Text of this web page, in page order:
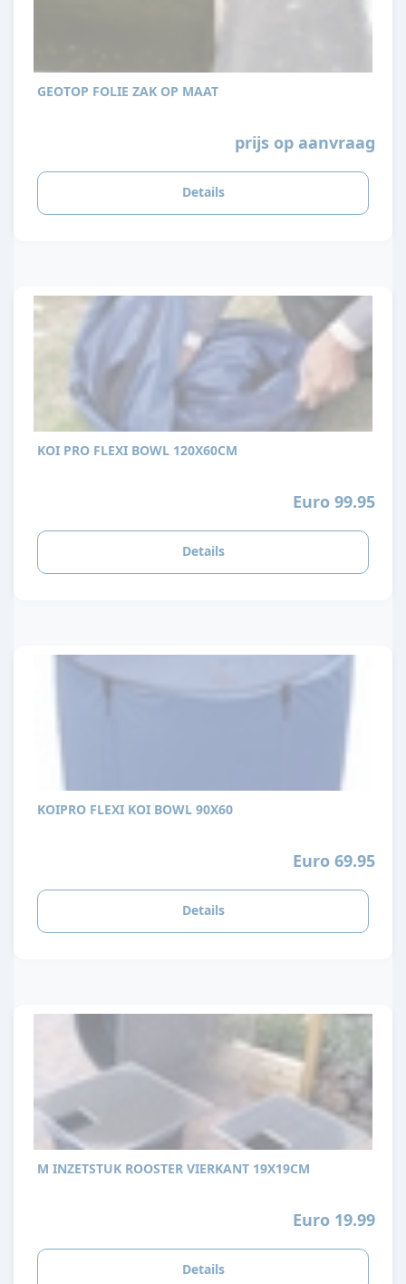
GEOTOP FOLIE ZAK OP MAAT
prijs op aanvraag
Details
KOI PRO FLEXI BOWL 120X60CM
Euro 99.95
Details
KOIPRO FLEXI KOI BOWL 90X60
Euro 69.95
Details
M INZETSTUK ROOSTER VIERKANT 19X19CM
Euro 19.99
Details